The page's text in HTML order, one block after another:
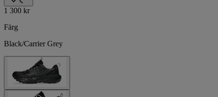
1 300 kr
Färg
Black/Carrier Grey